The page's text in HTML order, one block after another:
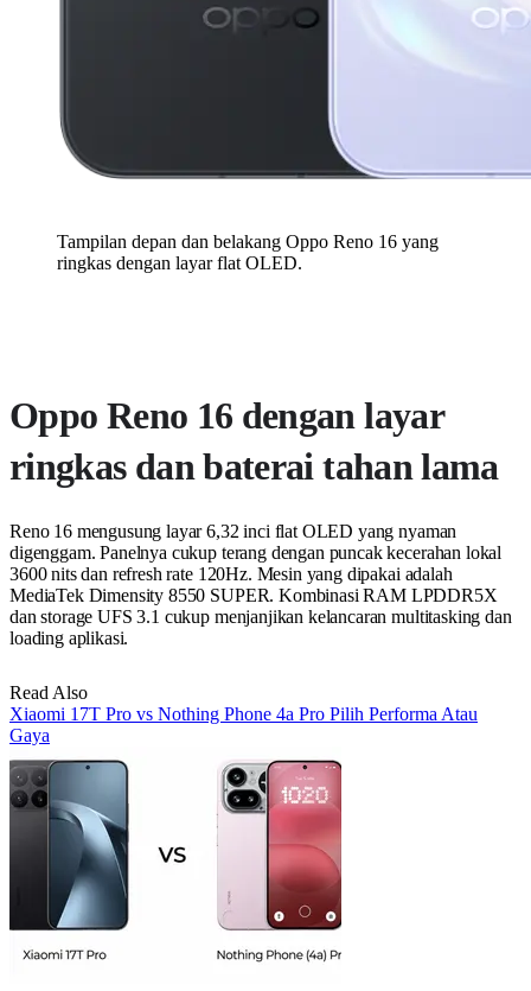
Tampilan depan dan belakang Oppo Reno 16 yang
ringkas dengan layar flat OLED.
Oppo Reno 16 dengan layar
ringkas dan baterai tahan lama
Reno 16 mengusung layar 6,32 inci flat OLED yang nyaman
digenggam. Panelnya cukup terang dengan puncak kecerahan lokal
3600 nits dan refresh rate 120Hz. Mesin yang dipakai adalah
MediaTek Dimensity 8550 SUPER. Kombinasi RAM LPDDR5X
dan storage UFS 3.1 cukup menjanjikan kelancaran multitasking dan
loading aplikasi.
Read Also
Xiaomi 17T Pro vs Nothing Phone 4a Pro Pilih Performa Atau
Gaya